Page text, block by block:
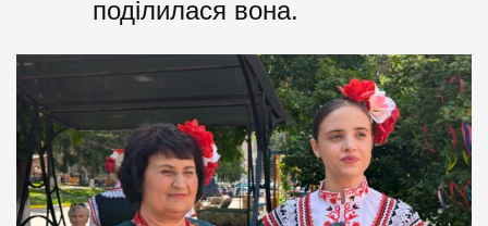
поділилася вона.